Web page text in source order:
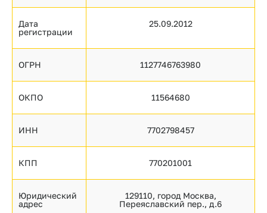
Дата
регистрации
25.09.2012
ОГРН 1127746763980
ОКПО 11564680
ИНН 7702798457
КПП 770201001
Юридический
адрес
129110, город Москва,
Переяславский пер., д.6